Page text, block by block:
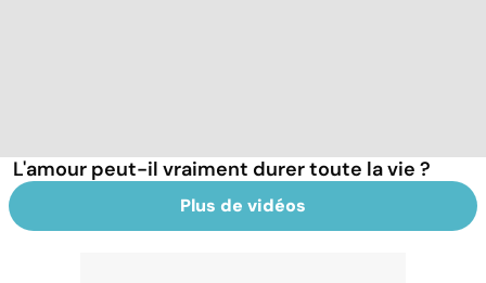
L'amour peut-il vraiment durer toute la vie ?
Plus de vidéos